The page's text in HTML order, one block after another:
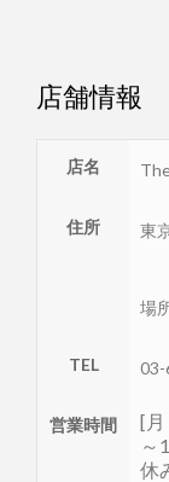
店舗情報
店名
住所 東
場
TEL 03-
営業時間
[月
～
休